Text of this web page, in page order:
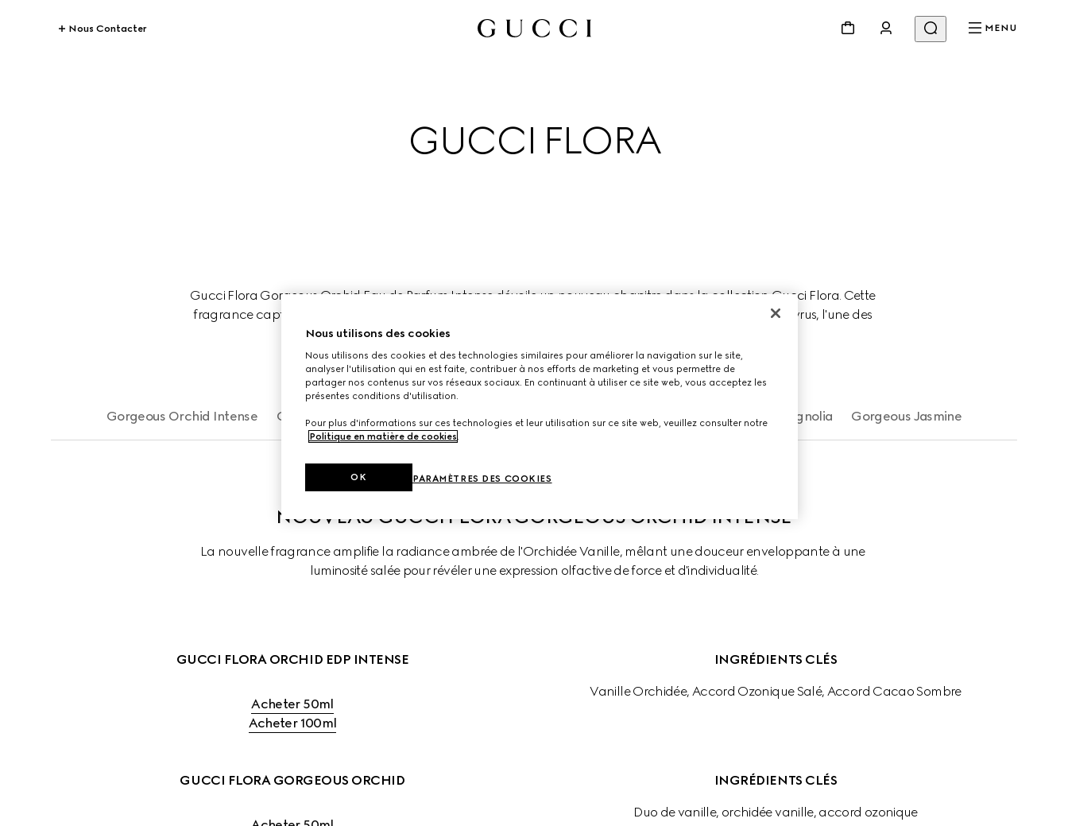
Nous Contacter MENU
GUCCI FLORA
Gucci Flora Gorgeous Orchid Eau de Parfum Intense dévoile un nouveau chapitre dans la collection Gucci Flora. Cette
fragrance captivante est parfaitement incarnée par la nature libre et la polyvalence créative de Miley Cyrus, l'une des
artistes et icônes culturelles les plus intrépides de notre époque.
Gorgeous Orchid Intense Gorgeous Orchid Gorgeus Gardenia Intense Gorgeous Gardenia Gorgeous Magnolia Gorgeous Jasmine
NOUVEAU GUCCI FLORA GORGEOUS ORCHID INTENSE
La nouvelle fragrance amplifie la radiance ambrée de l'Orchidée Vanille, mêlant une douceur enveloppante à une
luminosité salée pour révéler une expression olfactive de force et d'individualité.
GUCCI FLORA ORCHID EDP INTENSE
Acheter 50ml
Acheter 100ml
INGRÉDIENTS CLÉS
Vanille Orchidée, Accord Ozonique Salé, Accord Cacao Sombre
GUCCI FLORA GORGEOUS ORCHID INGRÉDIENTS CLÉS
Duo de vanille, orchidée vanille, accord ozonique
Nous utilisons des cookies
Nous utilisons des cookies et des technologies similaires pour améliorer la navigation sur le site,
analyser l'utilisation qui en est faite, contribuer à nos efforts de marketing et vous permettre de
partager nos contenus sur vos réseaux sociaux. En continuant à utiliser ce site web, vous acceptez les
présentes conditions d'utilisation.
Pour plus d'informations sur ces technologies et leur utilisation sur ce site web, veuillez consulter notre
Politique en matière de cookies.
PARAMÈTRES DES COOKIES
OK